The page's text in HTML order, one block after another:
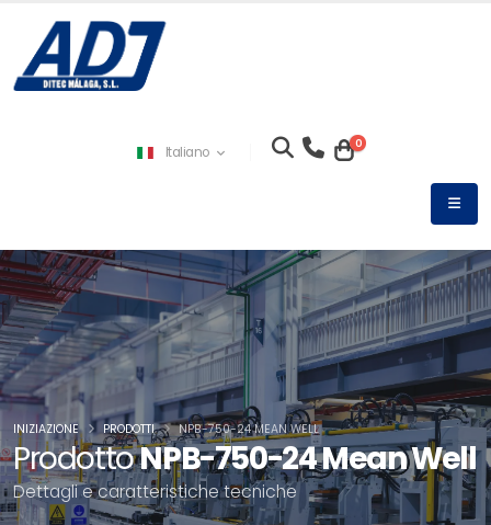
Italiano 0
ProdottoNPB-750-24 Mean Well
Dettagli e caratteristiche tecniche
INIZIAZIONE PRODOTTI NPB-750-24 MEAN WELL